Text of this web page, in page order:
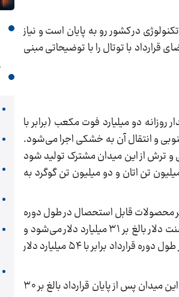
در کشور رو به پایان است و نیاز
با توتال را با توضیحاتی مبنی
دو میلیارد فوت مکعب (برابر با
فاز ۱۱ میدان گازی مشترک پارس جنوبی و انتقال آن به خشکی اجرا می‌شود.
میلیارد مترمکعب گاز طبیعی غنی و ترش از این میدان مشترک تولید شود
این گاز غنی ترش می‌توان حدود ۲۹۰ میلیون بشکه میعانات گازی، ۱۴ میلیون تن گاز مایع، ۱۲ میلیون تن اتان و دو میلیون تن گوگرد به
سایر محصولات قابل استحصال در طول دوره
قرارداد بالغ بر ۲۳ میلیارد دلار می‌شود. ارزش گاز سبک شیرین تولیدی نیز با فرض هر مترمکعب ۱۰ سنت دلار بالغ بر ۳۱ میلیارد دلار می‌شود و
در مجموع بر اساس قیمت‌های فعلی حامل‌های انرژی در بازار بین المللی ارزش محصولات این طرح در طول دوره قرارداد برابر با ۵۴ میلیارد دلار
البته درآمد دولت از اجرای این طرح منحصر به دوران قرارداد نبوده و برآورد می‌شود که ارزش تولیدات این میدان پس از پایان قرارداد بالغ بر ۳۰